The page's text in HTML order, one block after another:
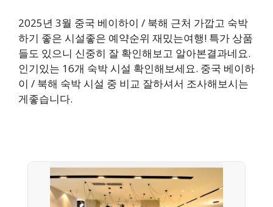
2025년 3월 중국 베이하이 / 북해 근처 가깝고 숙박
하기 좋은 시설좋은 예약순위 재밌는여행! 특가 상품
들도 있으니 신중히 잘 확인해보고 알아본결과네요.
인기있는 16개 숙박 시설 확인해보세요. 중국 베이하
이 / 북해 숙박 시설 중 비교 잘하셔서 조사해보시는
게좋습니다.